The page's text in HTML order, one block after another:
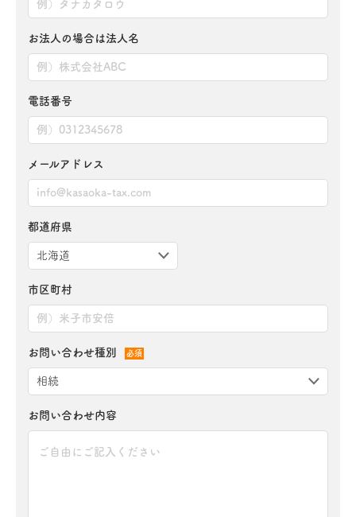
お法人の場合は法人名
電話番号
メールアドレス
都道府県
市区町村
お問い合わせ種別 必須
お問い合わせ内容